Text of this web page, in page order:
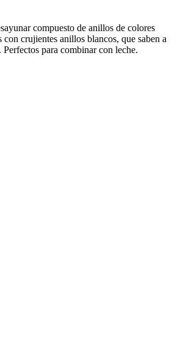
compuesto de anillos de colores
crujientes anillos blancos, que saben a
para combinar con leche.